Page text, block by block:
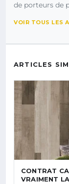
de porteurs de
VOIR TOUS LES
ARTICLES
CONTRAT
VRAIMENT